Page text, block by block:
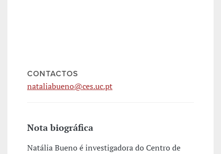
CONTACTOS
nataliabueno@ces.uc.pt
Nota biográfica
Natália Bueno é investigadora do Centro de